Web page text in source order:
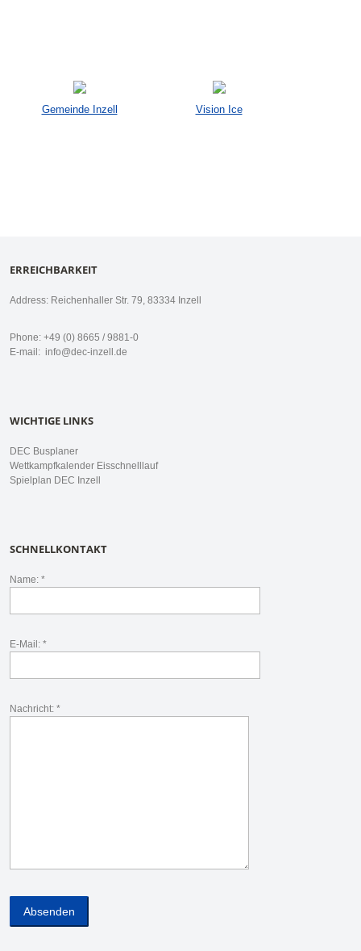
Gemeinde Inzell Vision Ice
ERREICHBARKEIT
Address: Reichenhaller Str. 79, 83334 Inzell
Phone: +49 (0) 8665 / 9881-0
E-mail: info@dec-inzell.de
WICHTIGE LINKS
DEC Busplaner
Wettkampfkalender Eisschnelllauf
Spielplan DEC Inzell
SCHNELLKONTAKT
Name: *
E-Mail: *
Nachricht: *